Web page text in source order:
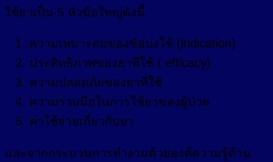
ใช้ยาเป็น 5 หัวข้อใหญ่ดังนี้
ความเหมาะสมของข้อบ่งใช้ (indication)
ประสิทธิภาพของยาที่ใช้ ( efficacy)
ความปลอดภัยของยาที่ใช้
ความร่วมมือในการใช้ยาของผู้ป่วย
ค่าใช้จ่ายเกี่ยวกับยา
และจากกระบวนการทำงานด้วยองค์ความรู้ด้าน